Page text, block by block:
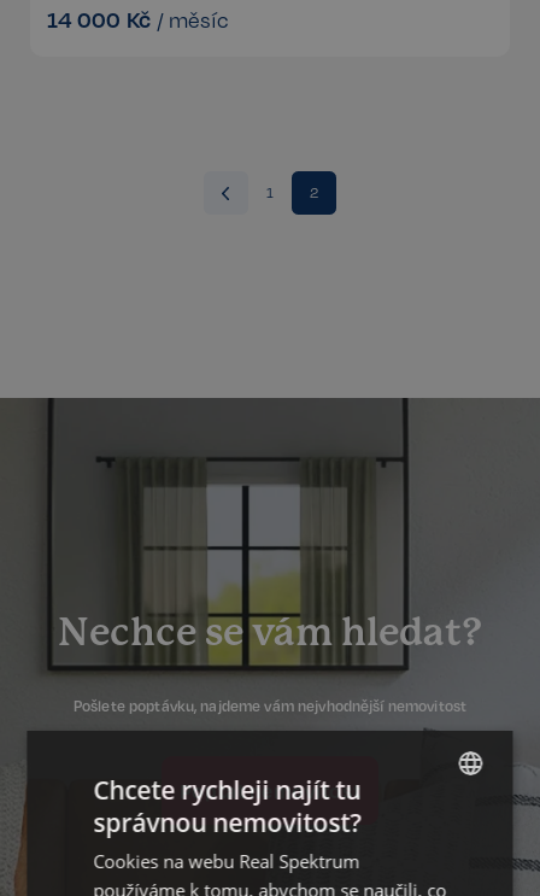
14 000 Kč / měsíc
1 2
Nechce se vám hledat?
Pošlete poptávku, najdeme vám nejvhodnější nemovitost
Poptat nemovitost
Chcete rychleji najít tu
správnou nemovitost?
Cookies na webu Real Spektrum
používáme k tomu, abychom se naučili, co